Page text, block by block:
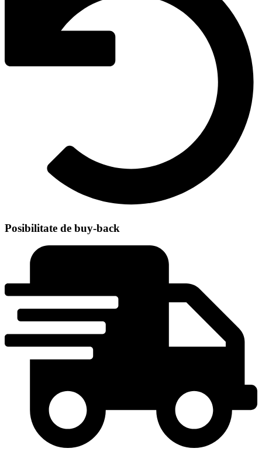
Posibilitate de buy-back